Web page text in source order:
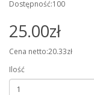
Dostępność:100
25.00zł
Cena netto:20.33zł
Ilość